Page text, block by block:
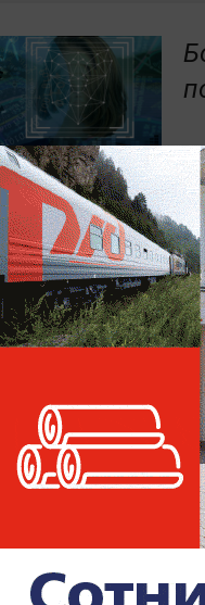
<..>Мы
где они не очень
часть
позволяет
цвет, марку,
2019 года
Ntechlab
. Тогда
в Москве,